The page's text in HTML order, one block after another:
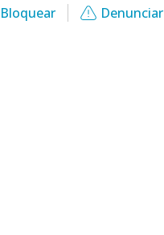
Bloquear Denunciar